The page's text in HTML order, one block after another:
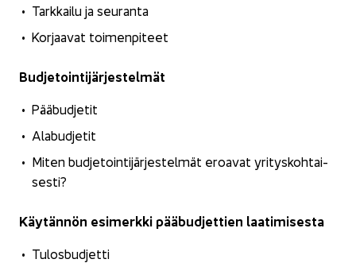
Tark­kai­lu ja seu­ran­ta
Kor­jaa­vat toi­men­pi­teet
Bud­je­toin­ti­jär­jes­tel­mät
Pää­bud­je­tit
Ala­bud­je­tit
Miten bud­je­toin­ti­jär­jes­tel­mät eroa­vat yri­tys­koh­tai­
ses­ti?
Käy­tän­nön esi­merk­ki pää­bud­jet­tien laa­ti­mi­ses­ta
Tu­los­bud­jet­ti